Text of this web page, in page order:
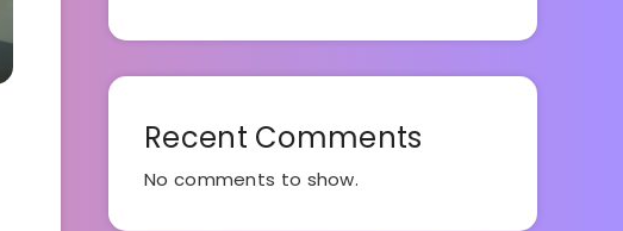
Recent Comments
No comments to show.